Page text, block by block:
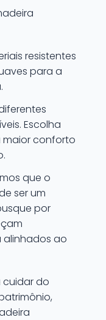
resistentes
para a
Escolha
conforto
que o
ser um
por
alinhados ao
cuidar do